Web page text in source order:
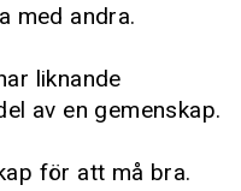
med andra.
liknande
av en gemenskap.
för att må bra.